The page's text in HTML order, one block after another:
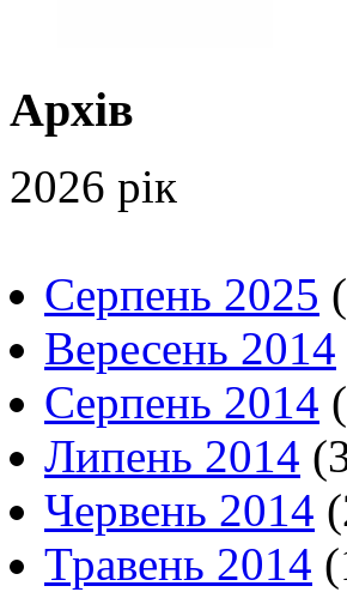
Архів
2026 рік
Серпень 2025
Вересень 2014
Серпень 2014
Липень 2014
Червень 2014
Травень 2014